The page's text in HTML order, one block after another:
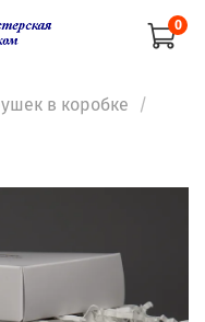
0
в коробке